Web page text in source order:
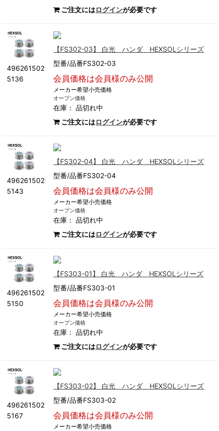
ご注文にはログインが必要です
496261502
5136
【FS302-03】 白光 ハンダ HEXSOLシリーズ
型番/品番FS302-03
会員価格は会員様のみ公開
メーカー希望小売価格
オープン価格
在庫：品切れ中
ご注文にはログインが必要です
496261502
5143
【FS302-04】 白光 ハンダ HEXSOLシリーズ
型番/品番FS302-04
会員価格は会員様のみ公開
メーカー希望小売価格
オープン価格
在庫：品切れ中
ご注文にはログインが必要です
496261502
5150
【FS303-01】 白光 ハンダ HEXSOLシリーズ
型番/品番FS303-01
会員価格は会員様のみ公開
メーカー希望小売価格
オープン価格
在庫：品切れ中
ご注文にはログインが必要です
496261502
5167
【FS303-02】 白光 ハンダ HEXSOLシリーズ
型番/品番FS303-02
会員価格は会員様のみ公開
メーカー希望小売価格